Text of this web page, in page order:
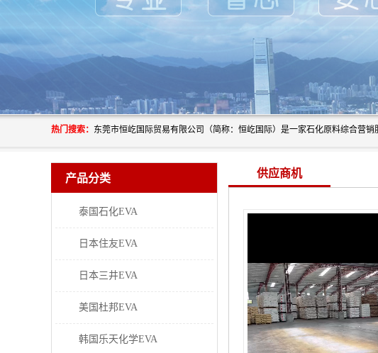
热门搜索：
产品分类
泰国石化EVA
日本住友EVA
日本三井EVA
美国杜邦EVA
韩国乐天化学EVA
供应商机